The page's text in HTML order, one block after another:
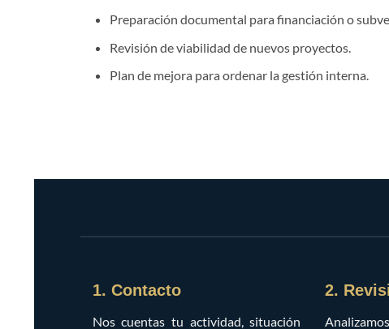
Preparación documental para financiación o
Revisión de viabilidad de nuevos proyectos.
Plan de mejora para ordenar la gestión interna.
1. Contacto
Nos cuentas tu actividad, situación
2.